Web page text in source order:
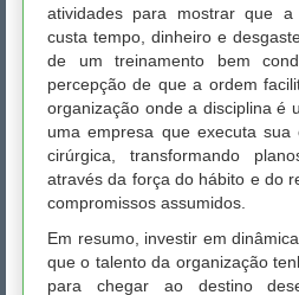
atividades para mostrar que
custa tempo, dinheiro e
de um treinamento bem
percepção de que a ordem
organização onde a disciplina é
uma empresa que executa sua
cirúrgica, transformando
através da força do hábito e do
compromissos assumidos.
Em resumo, investir em
que o talento da organização
para chegar ao destino